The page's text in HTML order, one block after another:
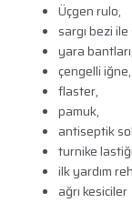
Üçgen rulo,
sargı bezi
yara bantları,
çengelli iğne,
flaster,
pamuk,
antiseptik
turnike
ilk yardım
ağrı kesiciler